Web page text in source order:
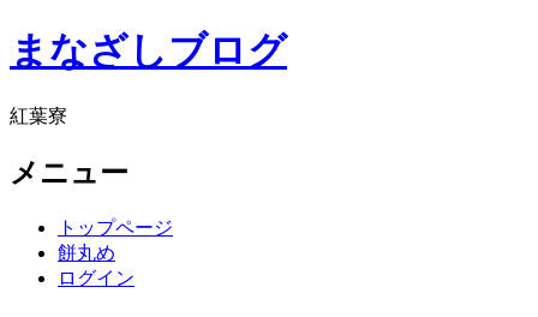
まなざしブログ
紅葉寮
メニュー
トップページ
餅丸め
ログイン